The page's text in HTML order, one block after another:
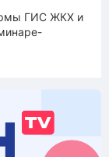
ГИС ЖКХ и